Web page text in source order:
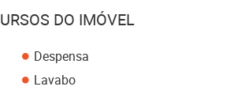
DO IMÓVEL
Despensa
Lavabo